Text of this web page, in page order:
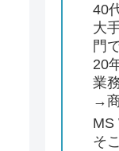
40
大
門
20
業
→
MS
そ